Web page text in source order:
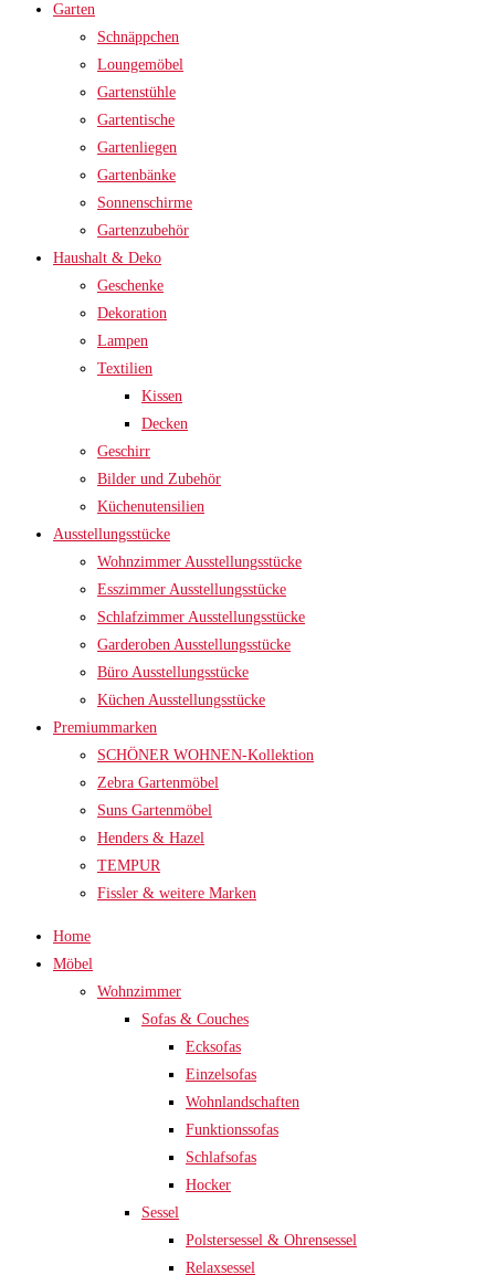
Garten
Schnäppchen
Loungemöbel
Gartenstühle
Gartentische
Gartenliegen
Gartenbänke
Sonnenschirme
Gartenzubehör
Haushalt & Deko
Geschenke
Dekoration
Lampen
Textilien
Kissen
Decken
Geschirr
Bilder und Zubehör
Küchenutensilien
Ausstellungsstücke
Wohnzimmer Ausstellungsstücke
Esszimmer Ausstellungsstücke
Schlafzimmer Ausstellungsstücke
Garderoben Ausstellungsstücke
Büro Ausstellungsstücke
Küchen Ausstellungsstücke
Premiummarken
SCHÖNER WOHNEN-Kollektion
Zebra Gartenmöbel
Suns Gartenmöbel
Henders & Hazel
TEMPUR
Fissler & weitere Marken
Home
Möbel
Wohnzimmer
Sofas & Couches
Ecksofas
Einzelsofas
Wohnlandschaften
Funktionssofas
Schlafsofas
Hocker
Sessel
Polstersessel & Ohrensessel
Relaxsessel